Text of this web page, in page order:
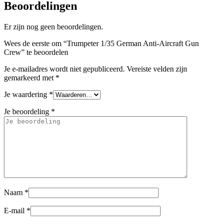
Beoordelingen
Er zijn nog geen beoordelingen.
Wees de eerste om “Trumpeter 1/35 German Anti-Aircraft Gun
Crew” te beoordelen
Je e-mailadres wordt niet gepubliceerd. Vereiste velden zijn
gemarkeerd met *
Je waardering *
Je beoordeling *
Naam *
E-mail *